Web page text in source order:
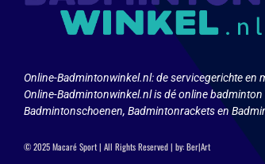
Online-Badmintonwinkel.nl:de servicegerichte en
Online-Badmintonwinkel.nl is dé online
Badmintonschoenen, Badmintonrackets en
© 2025 Macaré Sport | All Rights Reserved | by:Ber|Art